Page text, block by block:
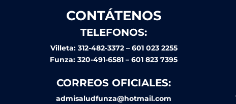
CONTÁTENOS
TELEFONOS:
Villeta: 312-482-3372 – 601 023 2255
Funza: 320-491-6581 – 601 823 7395
CORREOS OFICIALES:
admisaludfunza@hotmail.com